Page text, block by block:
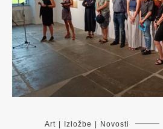
Art | Izložbe | Novosti